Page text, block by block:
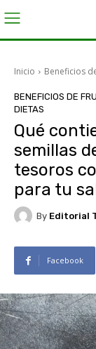
Inicio Beneficios
BENEFICIOS DE
DIETAS
Qué
semillas
tesoros
para tu
By Editorial
Facebook